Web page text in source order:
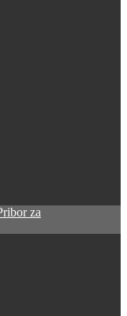
za